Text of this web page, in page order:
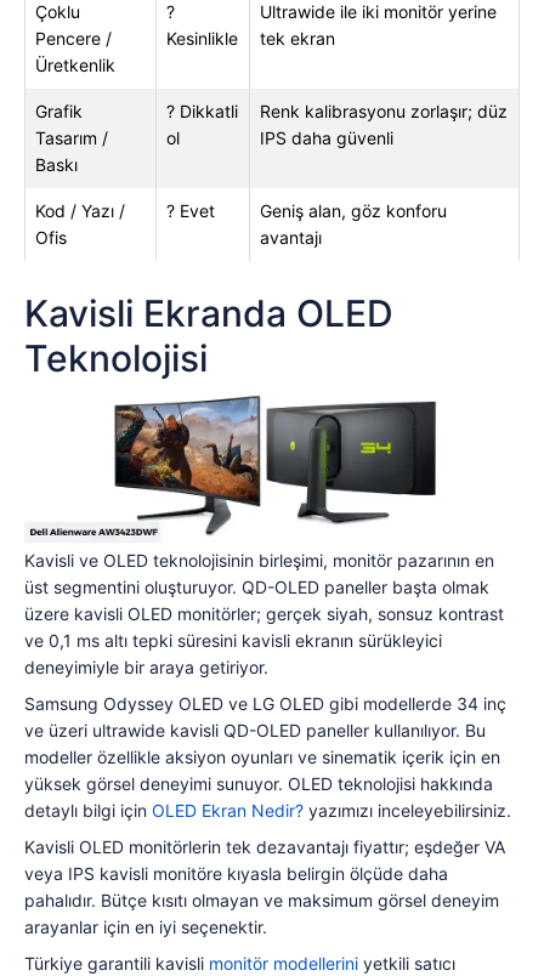
Çoklu
Pencere /
Üretkenlik
?
Kesinlikle
Ultrawide ile iki monitör yerine
tek ekran
Grafik
Tasarım /
Baskı
? Dikkatli
ol
Renk kalibrasyonu zorlaşır; düz
IPS daha güvenli
Kod / Yazı /
Ofis
? Evet
Geniş alan, göz konforu
avantajı
Kavisli Ekranda OLED
Teknolojisi
Kavisli ve OLED teknolojisinin birleşimi, monitör pazarının en
üst segmentini oluşturuyor. QD-OLED paneller başta olmak
üzere kavisli OLED monitörler; gerçek siyah, sonsuz kontrast
ve 0,1 ms altı tepki süresini kavisli ekranın sürükleyici
deneyimiyle bir araya getiriyor.
Samsung Odyssey OLED ve LG OLED gibi modellerde 34 inç
ve üzeri ultrawide kavisli QD-OLED paneller kullanılıyor. Bu
modeller özellikle aksiyon oyunları ve sinematik içerik için en
yüksek görsel deneyimi sunuyor. OLED teknolojisi hakkında
detaylı bilgi için OLED Ekran Nedir? yazımızı inceleyebilirsiniz.
Kavisli OLED monitörlerin tek dezavantajı fiyattır; eşdeğer VA
veya IPS kavisli monitöre kıyasla belirgin ölçüde daha
pahalıdır. Bütçe kısıtı olmayan ve maksimum görsel deneyim
arayanlar için en iyi seçenektir.
Türkiye garantili kavisli monitör modellerini yetkili satıcı